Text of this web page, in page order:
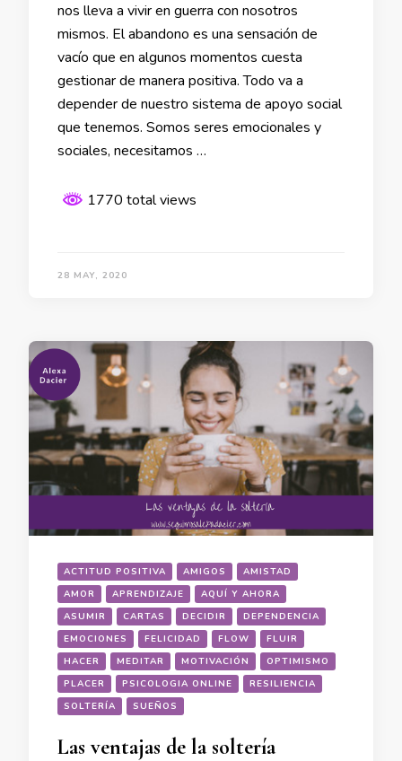
nos lleva a vivir en guerra con nosotros
mismos. El abandono es una sensación de
vacío que en algunos momentos cuesta
gestionar de manera positiva. Todo va a
depender de nuestro sistema de apoyo social
que tenemos. Somos seres emocionales y
sociales, necesitamos …
1770 total views
28 MAY, 2020
ACTITUD POSITIVA AMIGOS
AMISTAD
AMOR
APRENDIZAJE
AQUÍ Y AHORA
ASUMIR
CARTAS DECIDIR
DEPENDENCIA
EMOCIONES
FELICIDAD FLOW
FLUIR
HACER
MEDITAR MOTIVACIÓN
OPTIMISMO
PLACER
PSICOLOGIA ONLINE
RESILIENCIA
SOLTERÍA
SUEÑOS
Las ventajas de la soltería